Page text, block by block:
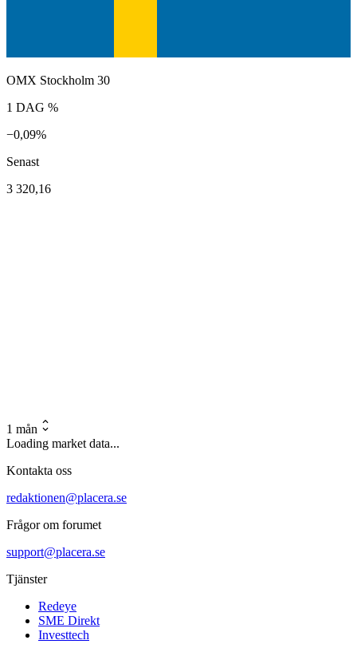
OMX Stockholm 30
1 DAG %
−0,09%
Senast
3 320,16
1 mån
Loading market data...
Kontakta oss
redaktionen@placera.se
Frågor om forumet
support@placera.se
Tjänster
Redeye
SME Direkt
Investtech